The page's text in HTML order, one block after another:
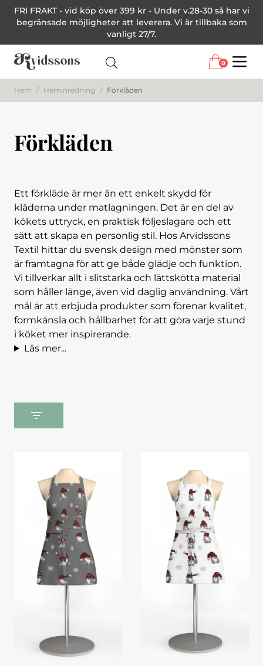
FRI FRAKT - vid köp över 399 kr - Under v.28-30 så har vi
begränsade möjligheter att leverera. Vi är tillbaka som
vanligt 27/7.
0
Hem / Heminredning / Förkläden
Förkläden
Ett förkläde är mer än ett enkelt skydd för
kläderna under matlagningen. Det är en del av
kökets uttryck, en praktisk följeslagare och ett
sätt att skapa en personlig stil. Hos Arvidssons
Textil hittar du svensk design med mönster som
är framtagna för att ge både glädje och funktion.
Vi tillverkar allt i slitstarka och lättskötta material
som håller länge, även vid daglig användning. Vårt
mål är att erbjuda produkter som förenar kvalitet,
formkänsla och hållbarhet för att göra varje stund
i köket mer inspirerande.
Läs mer...